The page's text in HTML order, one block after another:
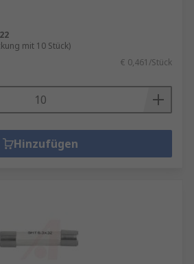
mit 10 Stück)
€ 0,461/Stück
Hinzufügen